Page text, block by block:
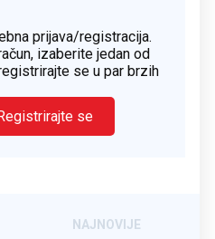
prijava/registracija.
izaberite jedan od
se u par brzih
se
NAJNOVIJE